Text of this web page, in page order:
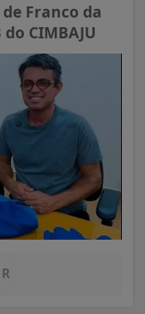
Franco da
CIMBAJU